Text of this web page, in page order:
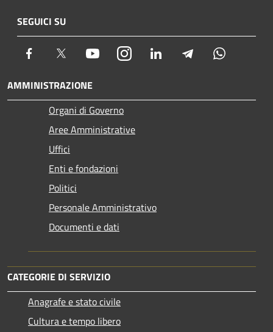
SEGUICI SU
Facebook Twitter YoutubeInstagram LinkedIn Telegram
AMMINISTRAZIONE
Organi di Governo
Aree Amministrative
Uffici
Enti e fondazioni
Politici
Personale Amministrativo
Documenti e dati
CATEGORIE DI SERVIZIO
Anagrafe e stato civile
Cultura e tempo libero